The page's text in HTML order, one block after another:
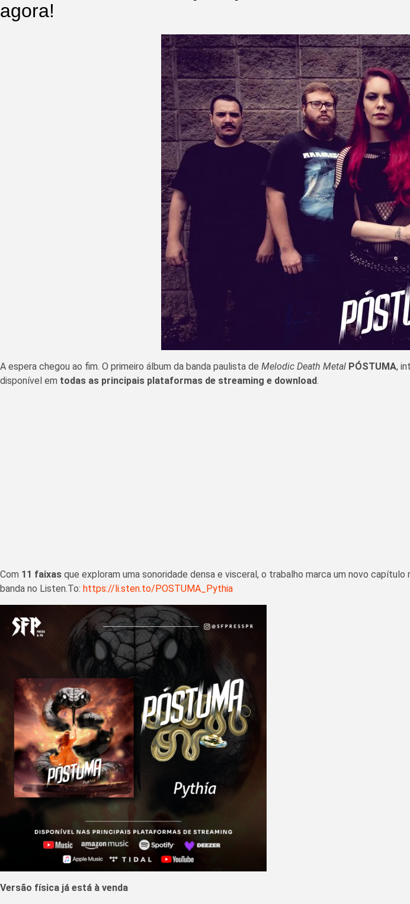
agora!
A espera chegou ao fim. O primeiro álbum da banda paulista de Melodic Death Metal PÓSTUMA,
disponível em todas as principais plataformas de streaming e download.
Com 11 faixas que exploram uma sonoridade densa e visceral, o trabalho marca um novo
banda no Listen.To: https://li.sten.to/POSTUMA_Pythia
Versão física já está à venda